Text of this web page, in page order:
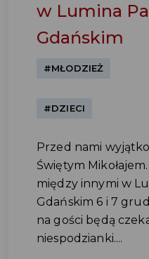
w Lumina
Gdańskim
#MŁODZIEŻ
#DZIECI
Przed nami
Świętym
między innymi w
Gdańskim 6 i 7
na gości będą
niespodzianki....